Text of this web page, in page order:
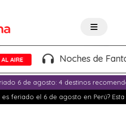
Noches de Fantasía
6 de agosto: 4 destinos
es feriado el 6 de agosto en Perú?